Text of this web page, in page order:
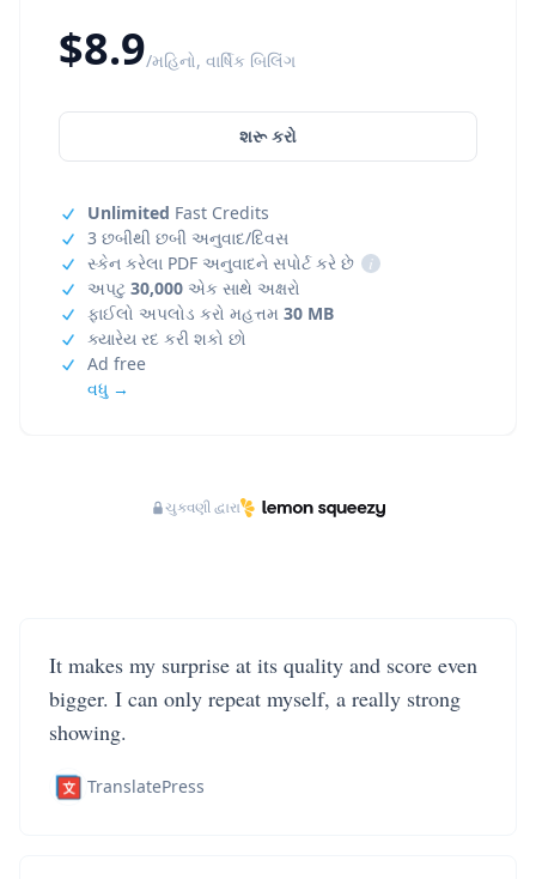
$8.9/મહિનો, વાર્ષિક બિલિંગ
શરૂ કરો
Unlimited Fast Credits
3 છબીથી છબી અનુવાદ/દિવસ
સ્કેન કરેલા PDF અનુવાદને સપોર્ટ કરે છે
i
અપટુ 30,000 એક સાથે અક્ષરો
ફાઈલો અપલોડ કરો મહત્તમ 30 MB
ક્યારેય રદ કરી શકો છો
Ad free
વધુ →
ચુકવણી દ્વારા
It makes my surprise at its quality and score even
bigger. I can only repeat myself, a really strong
showing.
TranslatePress